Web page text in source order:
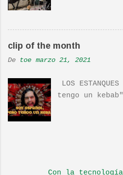
magnifica Per-
de Townshend.
clip of the month
De toe marzo 21, 2021
LOS
tengo un kebab"
Con la